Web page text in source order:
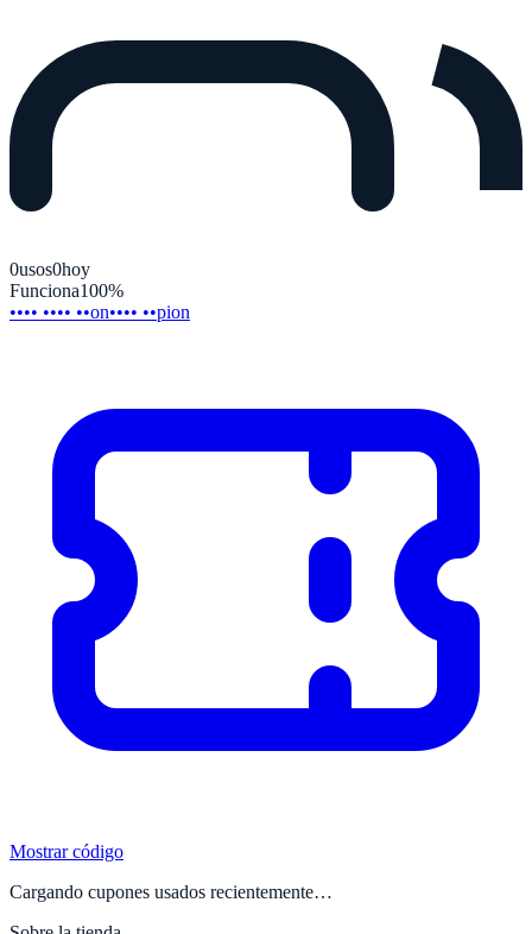
0usos0hoy
Funciona100%
•••• •••• ••on•••• ••pion
Mostrar código
Cargando cupones usados recientemente…